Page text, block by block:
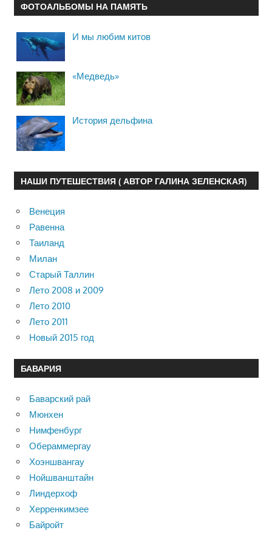
ФОТОАЛЬБОМЫ НА ПАМЯТЬ
И мы любим китов
«Медведь»
История дельфина
НАШИ ПУТЕШЕСТВИЯ ( АВТОР ГАЛИНА ЗЕЛЕНСКАЯ)
Венеция
Равенна
Таиланд
Милан
Старый Таллин
Лето 2008 и 2009
Лето 2010
Лето 2011
Новый 2015 год
БАВАРИЯ
Баварский рай
Мюнхен
Нимфенбург
Обераммергау
Хоэншвангау
Нойшванштайн
Линдерхоф
Херренкимзее
Байройт